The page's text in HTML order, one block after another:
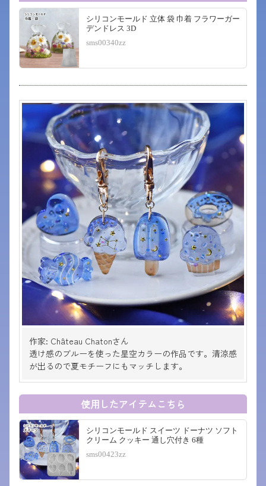
シリコンモールド 立体 袋 巾着 フラワーガー
デンドレス 3D
sms00340zz
作家: Château Chatonさん
透け感のブルーを使った星空カラーの作品です。清涼感
が出るので夏モチーフにもマッチします。
使用したアイテムこちら
シリコンモールド スイーツ ドーナツ ソフト
クリーム クッキー 通し穴付き 6種
sms00423zz